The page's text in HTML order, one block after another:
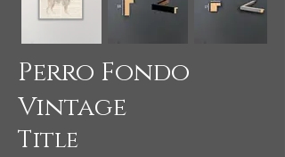
Perro Fondo
Vintage
Title